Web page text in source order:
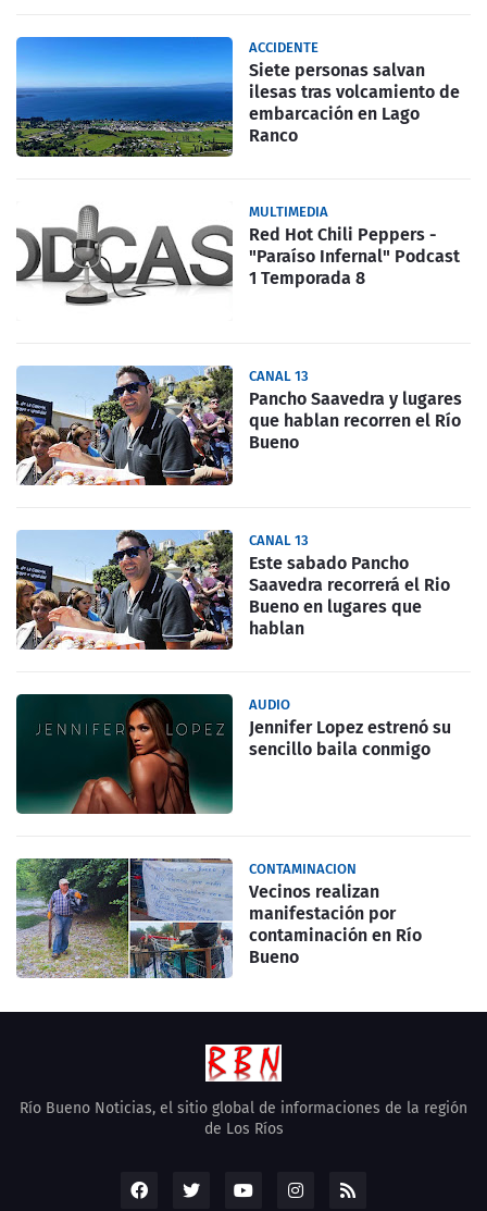
ACCIDENTE
Siete personas salvan
ilesas tras volcamiento de
embarcación en Lago
Ranco
MULTIMEDIA
Red Hot Chili Peppers -
"Paraíso Infernal" Podcast
1 Temporada 8
CANAL 13
Pancho Saavedra y lugares
que hablan recorren el Río
Bueno
CANAL 13
Este sabado Pancho
Saavedra recorrerá el Rio
Bueno en lugares que
hablan
AUDIO
Jennifer Lopez estrenó su
sencillo baila conmigo
CONTAMINACION
Vecinos realizan
manifestación por
contaminación en Río
Bueno
Río Bueno Noticias, el sitio global de informaciones de la región
de Los Ríos